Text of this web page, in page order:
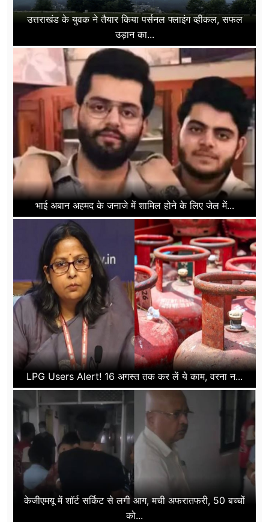
उत्तराखंड के युवक ने तैयार किया पर्सनल फ्लाइंग व्हीकल, सफल
उड़ान का...
भाई अबान अहमद के जनाजे में शामिल होने के लिए जेल में...
LPG Users Alert! 16 अगस्त तक कर लें ये काम, वरना न...
केजीएमयू में शॉर्ट सर्किट से लगी आग, मची अफरातफरी, 50 बच्चों
को...